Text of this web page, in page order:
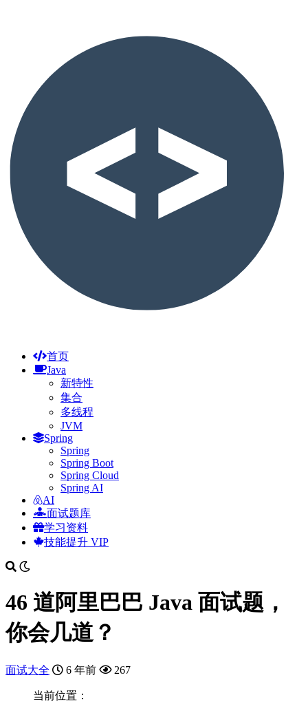
首页
Java
新特性
集合
多线程
JVM
Spring
Spring
Spring Boot
Spring Cloud
Spring AI
AI
面试题库
学习资料
技能提升 VIP
46 道阿里巴巴 Java 面试题，
你会几道？
面试大全 6 年前 267
当前位置：